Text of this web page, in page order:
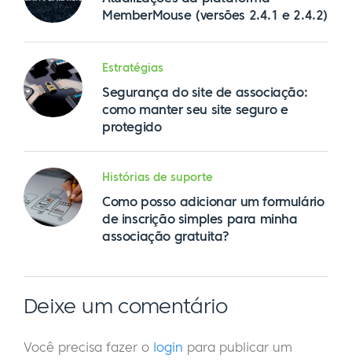
MemberMouse (versões 2.4.1 e 2.4.2)
Estratégias
Segurança do site de associação:
como manter seu site seguro e
protegido
Histórias de suporte
Como posso adicionar um formulário
de inscrição simples para minha
associação gratuita?
Deixe um comentário
Você precisa fazer o login para publicar um